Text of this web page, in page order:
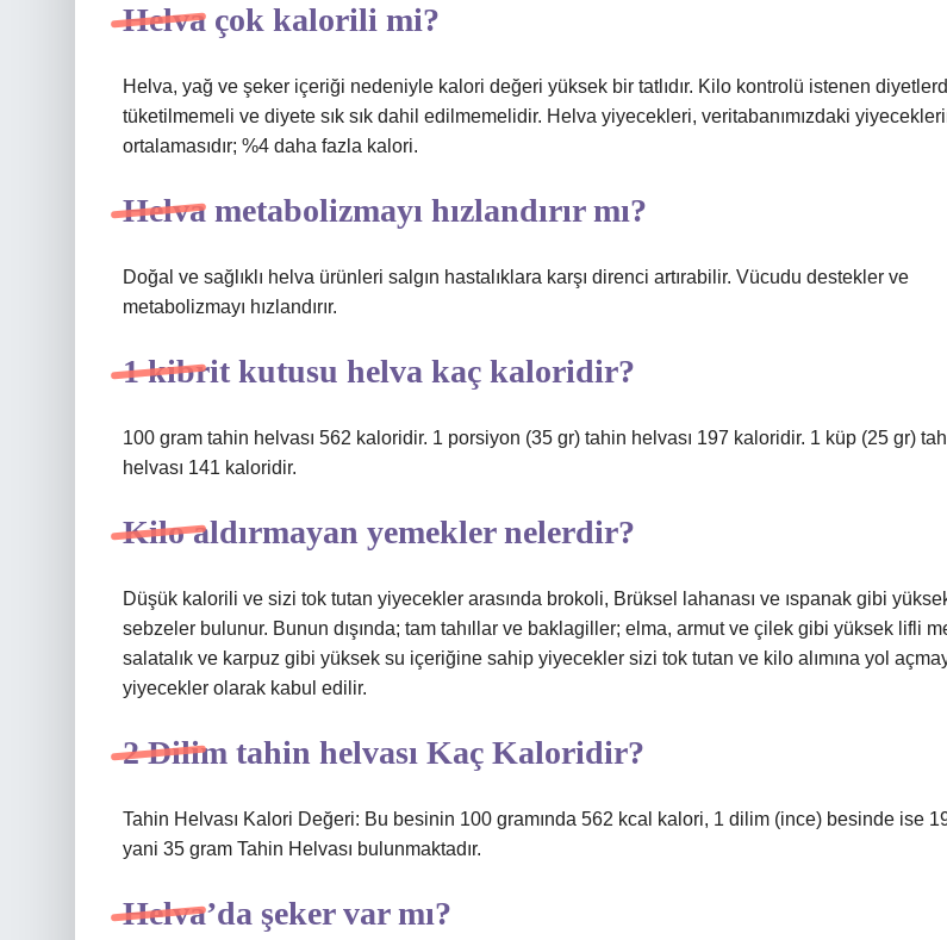
Helva çok kalorili mi?
Helva, yağ ve şeker içeriği nedeniyle kalori değeri yüksek bir tatlıdır. Kilo kontrolü istenen
tüketilmemeli ve diyete sık sık dahil edilmemelidir. Helva yiyecekleri, veritabanımızdaki
ortalamasıdır; %4 daha fazla kalori.
Helva metabolizmayı hızlandırır mı?
Doğal ve sağlıklı helva ürünleri salgın hastalıklara karşı direnci artırabilir. Vücudu destekler ve
metabolizmayı hızlandırır.
1 kibrit kutusu helva kaç kaloridir?
100 gram tahin helvası 562 kaloridir. 1 porsiyon (35 gr) tahin helvası 197 kaloridir. 1 küp (25 gr)
helvası 141 kaloridir.
Kilo aldırmayan yemekler nelerdir?
Düşük kalorili ve sizi tok tutan yiyecekler arasında brokoli, Brüksel lahanası ve ıspanak gibi
sebzeler bulunur. Bunun dışında; tam tahıllar ve baklagiller; elma, armut ve çilek gibi yüksek lifli
salatalık ve karpuz gibi yüksek su içeriğine sahip yiyecekler sizi tok tutan ve kilo alımına yol
yiyecekler olarak kabul edilir.
2 Dilim tahin helvası Kaç Kaloridir?
Tahin Helvası Kalori Değeri: Bu besinin 100 gramında 562 kcal kalori, 1 dilim (ince) besinde ise
yani 35 gram Tahin Helvası bulunmaktadır.
Helva’da şeker var mı?